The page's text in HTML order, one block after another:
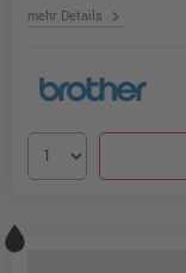
mehr Details chevron_right